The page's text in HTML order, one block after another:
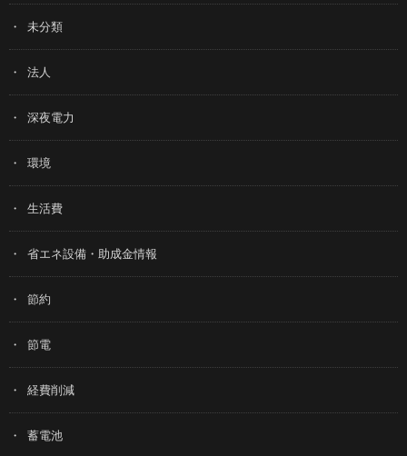
未分類
法人
深夜電力
環境
生活費
省エネ設備・助成金情報
節約
節電
経費削減
蓄電池